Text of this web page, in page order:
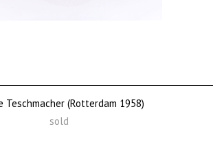
Teschmacher (Rotterdam 1958)
sold